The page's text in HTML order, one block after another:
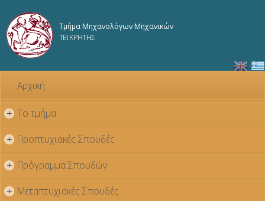
κυρίως
Τμήμα Μηχανολόγων Μηχανικών
ΤΕΙ ΚΡΗΤΗΣ
Αρχική
+ Το τμήμα
+ Προπτυχιακές Σπουδές
+ Πρόγραμμα Σπουδών
+ Μεταπτυχιακές Σπουδές